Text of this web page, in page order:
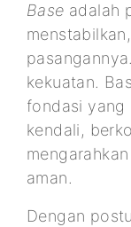
Base adalah
kekuatan.
fondasi yang
kendali,
mengarahkan
aman.
Dengan